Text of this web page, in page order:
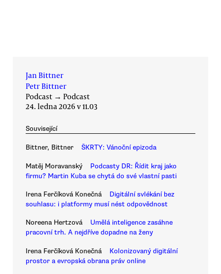
Jan Bittner
Petr Bittner
Podcast → Podcast
24. ledna 2026 v 11.03
Související
Bittner, Bittner ŠKRTY: Vánoční epizoda
Matěj Moravanský
Podcasty DR: Řídit kraj jako
firmu? Martin Kuba se chytá do své vlastní pasti
Irena Ferčíková Konečná
Digitální svlékání bez
souhlasu: i platformy musí nést odpovědnost
Noreena Hertzová
Umělá inteligence zasáhne
pracovní trh. A nejdříve dopadne na ženy
Irena Ferčíková Konečná
Kolonizovaný digitální
prostor a evropská obrana práv online